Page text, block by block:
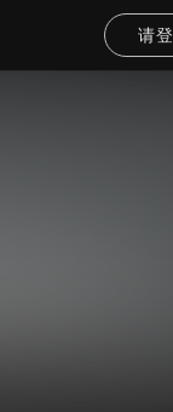
请